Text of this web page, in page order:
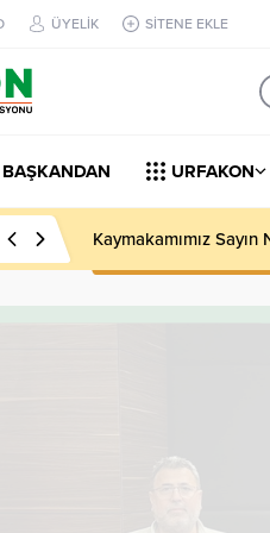
ÜYELİK SİTENE EKLE
BAŞKANDAN URFAKON
Kaymakamımız